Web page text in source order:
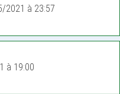
2021 à 23:57
à 19:00